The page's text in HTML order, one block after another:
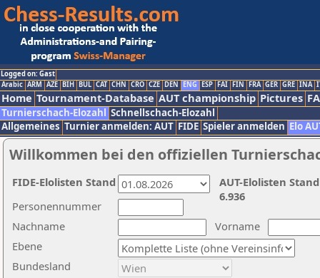
Logged on: Gast
Arabic ARM AZE BIH BUL CAT CHN CRO CZE DEN ENG ESP FAI FIN FRA GER GRE INA
Home Tournament-Database AUT championship Pictures
Turnierschach-Elozahl Schnellschach-Elozahl
Allgemeines Turnier anmelden: AUT FIDE Spieler anmelden Elo
Willkommen bei den offiziellen
Nachname
Vorname
Ebene
Personennummer
Bundesland
AUT-Elolisten
6.936
FIDE-Elolisten Stand